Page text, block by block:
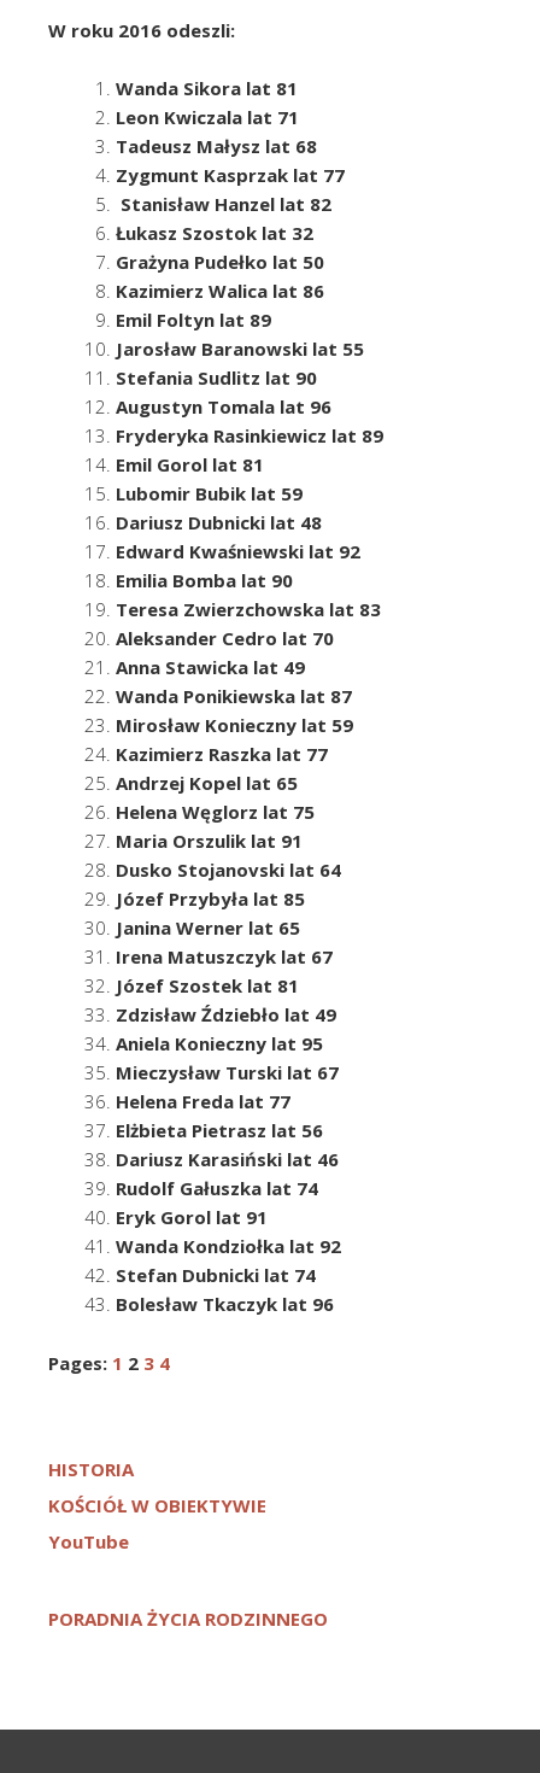
W roku 2016 odeszli:
Wanda Sikora lat 81
Leon Kwiczala lat 71
Tadeusz Małysz lat 68
Zygmunt Kasprzak lat 77
Stanisław Hanzel lat 82
Łukasz Szostok lat 32
Grażyna Pudełko lat 50
Kazimierz Walica lat 86
Emil Foltyn lat 89
Jarosław Baranowski lat 55
Stefania Sudlitz lat 90
Augustyn Tomala lat 96
Fryderyka Rasinkiewicz lat 89
Emil Gorol lat 81
Lubomir Bubik lat 59
Dariusz Dubnicki lat 48
Edward Kwaśniewski lat 92
Emilia Bomba lat 90
Teresa Zwierzchowska lat 83
Aleksander Cedro lat 70
Anna Stawicka lat 49
Wanda Ponikiewska lat 87
Mirosław Konieczny lat 59
Kazimierz Raszka lat 77
Andrzej Kopel lat 65
Helena Węglorz lat 75
Maria Orszulik lat 91
Dusko Stojanovski lat 64
Józef Przybyła lat 85
Janina Werner lat 65
Irena Matuszczyk lat 67
Józef Szostek lat 81
Zdzisław Ździebło lat 49
Aniela Konieczny lat 95
Mieczysław Turski lat 67
Helena Freda lat 77
Elżbieta Pietrasz lat 56
Dariusz Karasiński lat 46
Rudolf Gałuszka lat 74
Eryk Gorol lat 91
Wanda Kondziołka lat 92
Stefan Dubnicki lat 74
Bolesław Tkaczyk lat 96
Pages: 1 2 3 4
HISTORIA
KOŚCIÓŁ W OBIEKTYWIE
YouTube
PORADNIA ŻYCIA RODZINNEGO